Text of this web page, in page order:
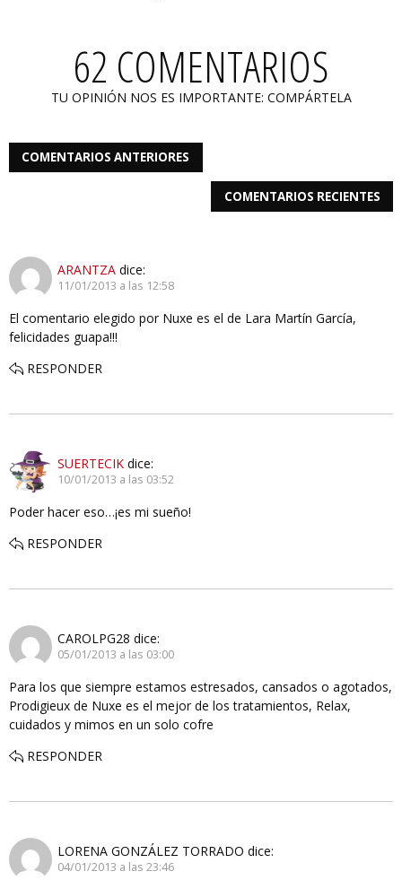
62 COMENTARIOS
TU OPINIÓN NOS ES IMPORTANTE: COMPÁRTELA
COMENTARIOS ANTERIORES
COMENTARIOS RECIENTES
ARANTZA dice:
11/01/2013 a las 12:58
El comentario elegido por Nuxe es el de Lara Martín García,
felicidades guapa!!!
RESPONDER
SUERTECIK dice:
10/01/2013 a las 03:52
Poder hacer eso…¡es mi sueño!
RESPONDER
CAROLPG28 dice:
05/01/2013 a las 03:00
Para los que siempre estamos estresados, cansados o agotados,
Prodigieux de Nuxe es el mejor de los tratamientos, Relax,
cuidados y mimos en un solo cofre
RESPONDER
LORENA GONZÁLEZ TORRADO dice:
04/01/2013 a las 23:46